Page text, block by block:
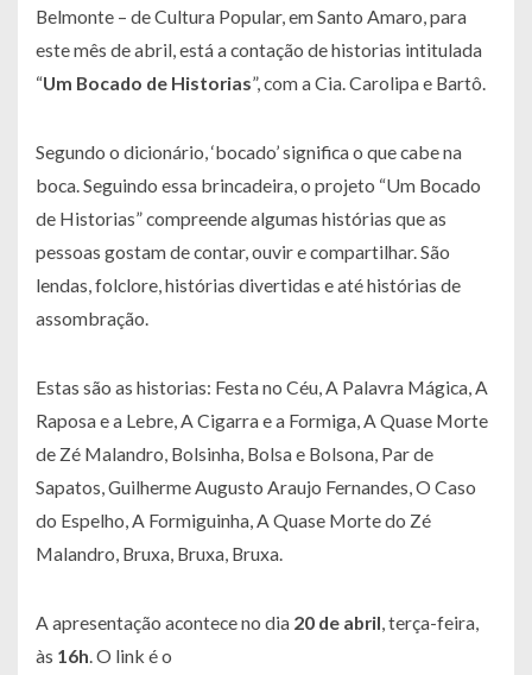
Belmonte – de Cultura Popular, em Santo Amaro, para
este mês de abril, está a contação de historias intitulada
“Um Bocado de Historias”, com a Cia. Carolipa e Bartô.
Segundo o dicionário, ‘bocado’ significa o que cabe na
boca. Seguindo essa brincadeira, o projeto “Um Bocado
de Historias” compreende algumas histórias que as
pessoas gostam de contar, ouvir e compartilhar. São
lendas, folclore, histórias divertidas e até histórias de
assombração.
Estas são as historias: Festa no Céu, A Palavra Mágica, A
Raposa e a Lebre, A Cigarra e a Formiga, A Quase Morte
de Zé Malandro, Bolsinha, Bolsa e Bolsona, Par de
Sapatos, Guilherme Augusto Araujo Fernandes, O Caso
do Espelho, A Formiguinha, A Quase Morte do Zé
Malandro, Bruxa, Bruxa, Bruxa.
A apresentação acontece no dia 20 de abril, terça-feira,
às 16h. O link é o